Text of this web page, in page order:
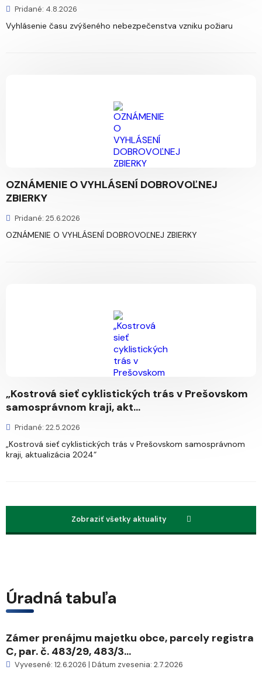
Pridané: 4.8.2026
Vyhlásenie času zvýšeného nebezpečenstva vzniku požiaru
OZNÁMENIE O VYHLÁSENÍ DOBROVOĽNEJ
ZBIERKY
Pridané: 25.6.2026
OZNÁMENIE O VYHLÁSENÍ DOBROVOĽNEJ ZBIERKY
„Kostrová sieť cyklistických trás v Prešovskom
samosprávnom kraji, akt...
Pridané: 22.5.2026
„Kostrová sieť cyklistických trás v Prešovskom samosprávnom
kraji, aktualizácia 2024“
Zobraziť všetky aktuality
Úradná tabuľa
Zámer prenájmu majetku obce, parcely registra
C, par. č. 483/29, 483/3...
Vyvesené: 12.6.2026 | Dátum zvesenia: 2.7.2026